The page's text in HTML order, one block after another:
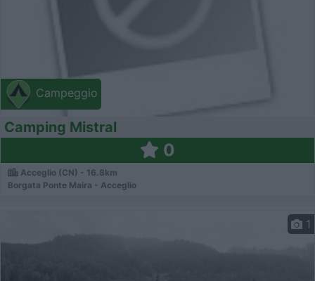
Campeggio
Camping Mistral
0
Acceglio (CN) - 16.8km
Borgata Ponte Maira - Acceglio
1